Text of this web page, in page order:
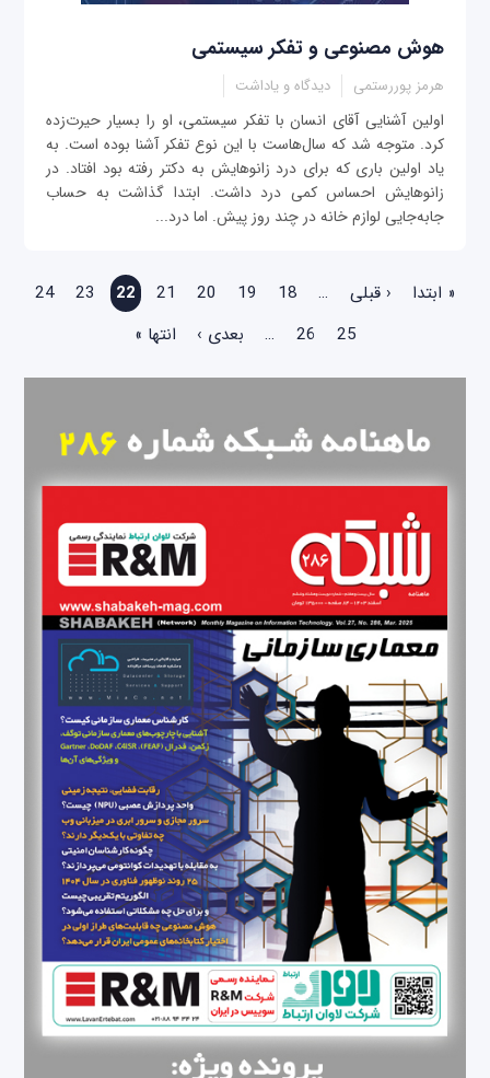
هوش مصنوعی و تفکر سیستمی
هرمز پوررستمی دیدگاه و یاداشت
اولین آشنایی آقای انسان با تفکر سیستمی، او را بسیار حیرت‌زده
کرد. متوجه شد که سال‌هاست با این نوع تفکر آشنا بوده است. به
یاد اولین باری که برای درد زانو‌هایش به دکتر رفته بود افتاد. در
زانوهایش احساس کمی درد داشت. ابتدا گذاشت به حساب
جابه‌جایی لوازم خانه در چند روز پیش. اما درد...
صفحه‌ها
« ابتدا ‹ قبلی …
18
19
20
21
22
23
24
25
26
… بعدی › انتها »